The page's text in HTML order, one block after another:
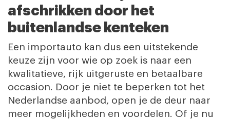
afschrikken door het
buitenlandse kenteken
Een importauto kan dus een uitstekende
keuze zijn voor wie op zoek is naar een
kwalitatieve, rijk uitgeruste en betaalbare
occasion. Door je niet te beperken tot het
Nederlandse aanbod, open je de deur naar
meer mogelijkheden en voordelen. Of je nu